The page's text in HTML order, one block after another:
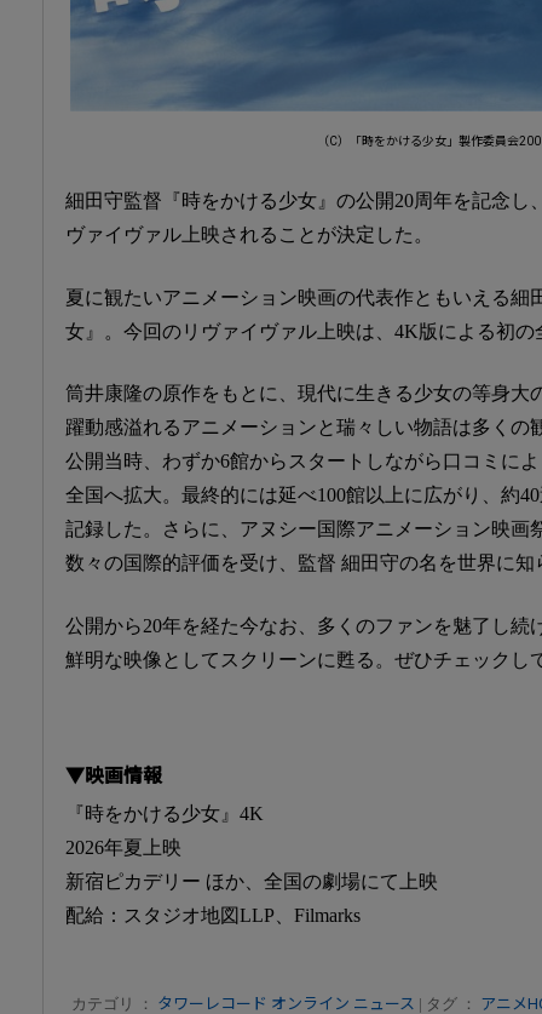
（C）「時をかける少女」製作委員会
細田守監督『時をかける少女』の公開20周年を記念し
ヴァイヴァル上映されることが決定した。
夏に観たいアニメーション映画の代表作ともいえる細
女』。今回のリヴァイヴァル上映は、4K版による初の
筒井康隆の原作をもとに、現代に生きる少女の等身大
躍動感溢れるアニメーションと瑞々しい物語は多くの
公開当時、わずか6館からスタートしながら口コミに
全国へ拡大。最終的には延べ100館以上に広がり、約
記録した。さらに、アヌシー国際アニメーション映画
数々の国際的評価を受け、監督 細田守の名を世界に
公開から20年を経た今なお、多くのファンを魅了し続
鮮明な映像としてスクリーンに甦る。ぜひチェックし
▼映画情報
『時をかける少女』4K
2026年夏上映
新宿ピカデリー ほか、全国の劇場にて上映
配給：スタジオ地図LLP、Filmarks
カテゴリ ： タワーレコード オンライン ニュース | タグ ： アニメ